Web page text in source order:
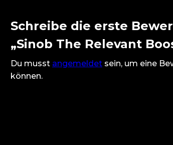
Schreibe die erste
„Sinob The Relevant
Du musst angemeldet sein, um eine
können.